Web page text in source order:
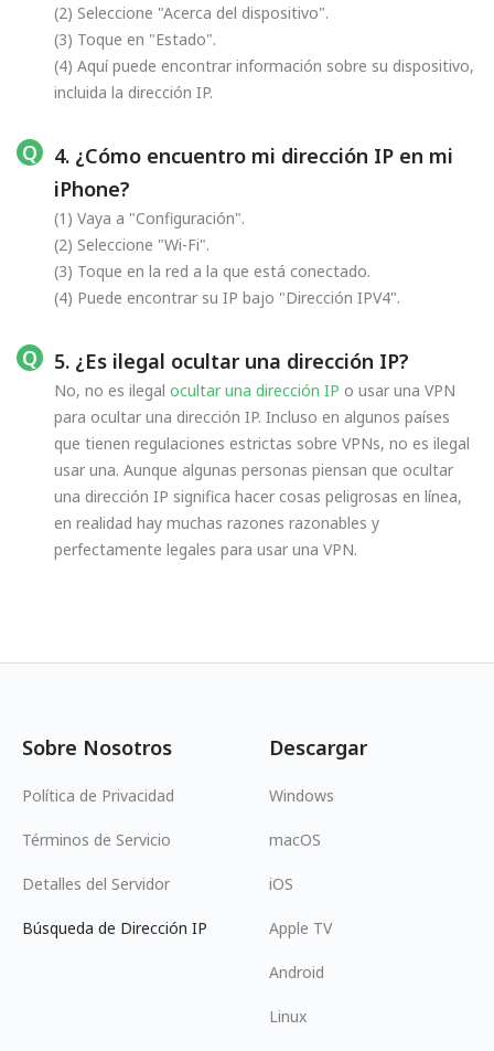
(2) Seleccione "Acerca del dispositivo".
(3) Toque en "Estado".
(4) Aquí puede encontrar información sobre su dispositivo,
incluida la dirección IP.
4. ¿Cómo encuentro mi dirección IP en mi
iPhone?
(1) Vaya a "Configuración".
(2) Seleccione "Wi-Fi".
(3) Toque en la red a la que está conectado.
(4) Puede encontrar su IP bajo "Dirección IPV4".
5. ¿Es ilegal ocultar una dirección IP?
No, no es ilegal ocultar una dirección IP o usar una VPN
para ocultar una dirección IP. Incluso en algunos países
que tienen regulaciones estrictas sobre VPNs, no es ilegal
usar una. Aunque algunas personas piensan que ocultar
una dirección IP significa hacer cosas peligrosas en línea,
en realidad hay muchas razones razonables y
perfectamente legales para usar una VPN.
Sobre Nosotros
Política de Privacidad
Términos de Servicio
Detalles del Servidor
Búsqueda de Dirección IP
Descargar
Windows
macOS
iOS
Apple TV
Android
Linux